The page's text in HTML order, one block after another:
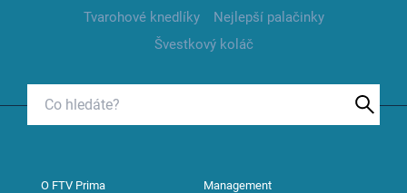
Tvarohové knedlíky
Nejlepší palačinky
Švestkový koláč
O FTV Prima Management